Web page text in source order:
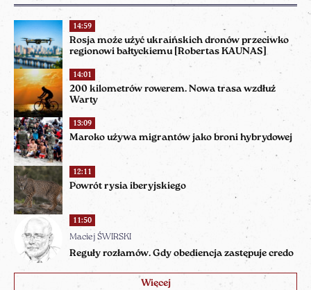
14:59
Rosja może użyć ukraińskich dronów przeciwko
regionowi bałtyckiemu [Robertas KAUNAS]
14:01
200 kilometrów rowerem. Nowa trasa wzdłuż
Warty
13:09
Maroko używa migrantów jako broni hybrydowej
12:11
Powrót rysia iberyjskiego
11:50
Maciej ŚWIRSKI
Reguły rozłamów. Gdy obediencja zastępuje credo
Więcej